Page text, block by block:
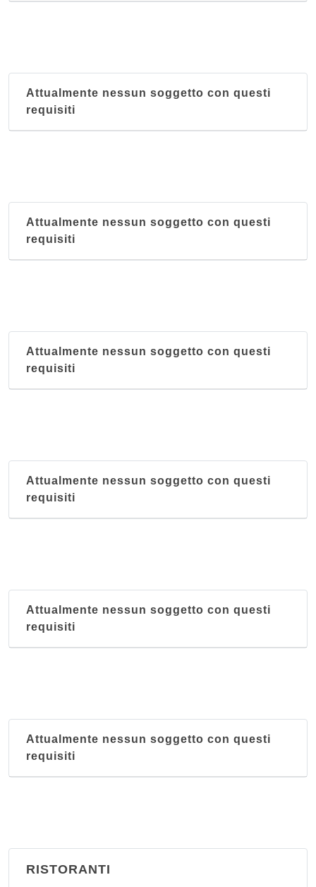
Attualmente nessun soggetto con questi
requisiti
Attualmente nessun soggetto con questi
requisiti
Attualmente nessun soggetto con questi
requisiti
Attualmente nessun soggetto con questi
requisiti
Attualmente nessun soggetto con questi
requisiti
Attualmente nessun soggetto con questi
requisiti
RISTORANTI